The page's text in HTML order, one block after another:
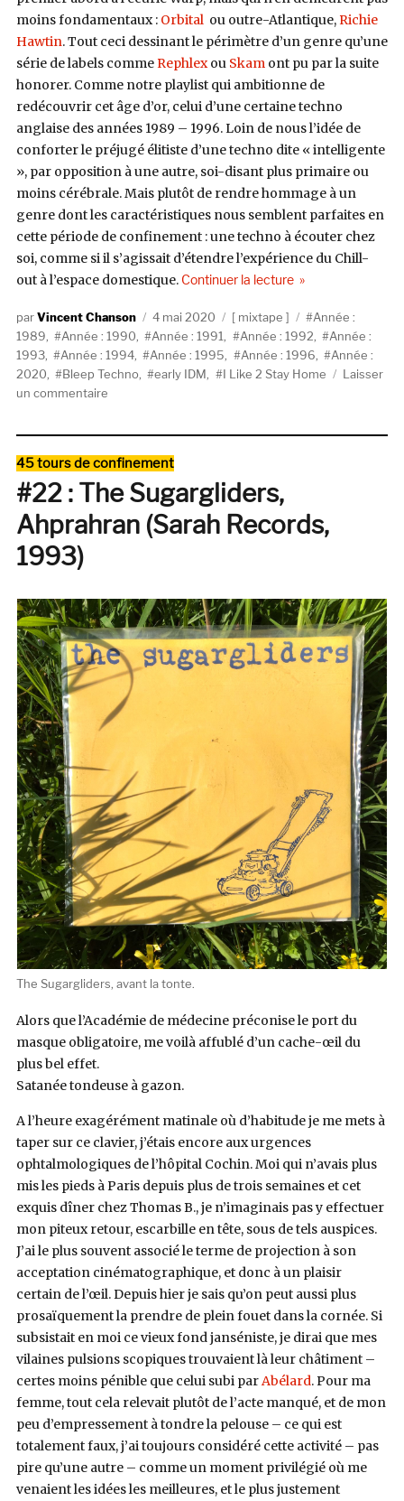
moins fondamentaux : Orbitalou outre-Atlantique,Richie
Hawtin. Tout ceci dessinant le périmètre d’un genre qu’une
série de labels commeRephlexou Skamont pu par la suite
honorer. Comme notre playlist qui ambitionne de
redécouvrir cet âge d’or, celui d’une certaine techno
anglaise des années 1989 – 1996. Loin de nous l’idée de
conforter le préjugé élitiste d’une techno dite « intelligente
», par opposition à une autre, soi-disant plus primaire ou
moins cérébrale. Mais plutôt de rendre hommage à un
genre dont les caractéristiques nous semblent parfaites en
cette période de confinement : une techno à écouter chez
soi, comme si il s’agissait d’étendre l’expérience du Chill-
out à l’espace domestique. Continuer la lecturede « I Like 2 Stay
AuteurVincent Chanson
Publié
le
4 mai 2020 Catégories
mixtape Étiquettes
Année :
1989
Année : 1990 Année : 1991 Année : 1992
Année :
1993, Année : 1994 Année : 1995 Année : 1996
Année :
2020
Bleep Techno early IDM I Like 2 Stay Home
Laisser
un commentairesur
Stay
Home
#46
:
early
IDM
(1989-
1996)
Catégories
45 tours de confinement
#22 : The Sugargliders,
Ahprahran (Sarah Records,
1993)
The Sugargliders, avant la tonte.
Alors que l’Académie de médecine préconise le port du
masque obligatoire, me voilà affublé d’un cache-œil du
plus bel effet.
Satanée tondeuse à gazon.
A l’heure exagérément matinale où d’habitude je me mets à
taper sur ce clavier, j’étais encore aux urgences
ophtalmologiques de l’hôpital Cochin. Moi qui n’avais plus
mis les pieds à Paris depuis plus de trois semaines et cet
exquis dîner chez Thomas B., je n’imaginais pas y effectuer
mon piteux retour, escarbille en tête, sous de tels auspices.
J’ai le plus souvent associé le terme de projection à son
acceptation cinématographique, et donc à un plaisir
certain de l’œil. Depuis hier je sais qu’on peut aussi plus
prosaïquement la prendre de plein fouet dans la cornée. Si
subsistait en moi ce vieux fond janséniste, je dirai que mes
vilaines pulsions scopiques trouvaient là leur châtiment –
certes moins pénible que celui subi par Abélard. Pour ma
femme, tout cela relevait plutôt de l’acte manqué, et de mon
peu d’empressement à tondre la pelouse – ce qui est
totalement faux, j’ai toujours considéré cette activité – pas
pire qu’une autre – comme un moment privilégié où me
venaient les idées les meilleures, et le plus justement